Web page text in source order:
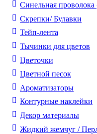
Синельная
Скрепки/ Булавки
Тейп-лента
Тычинки для цветов
Цветочки
Цветной песок
Ароматизаторы
Контурные наклейки
Декор материалы
Жидкий жемчуг /